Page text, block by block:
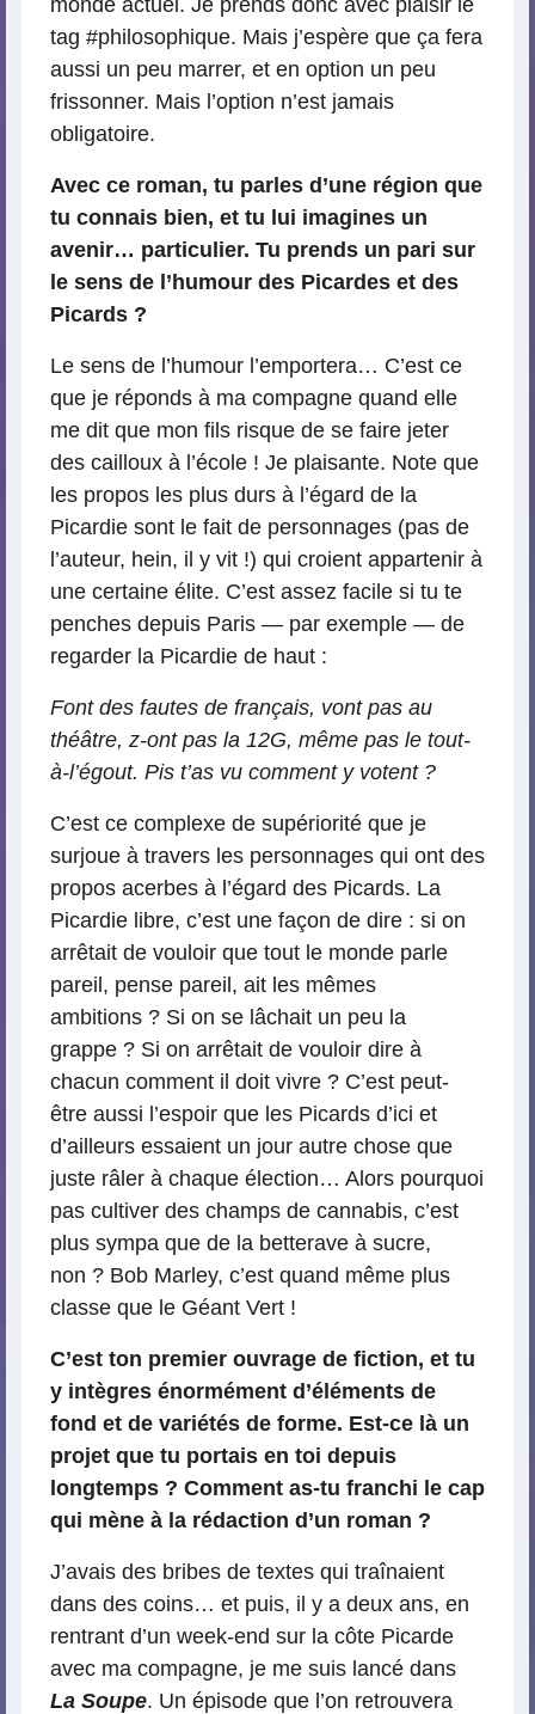
monde actuel. Je prends donc avec plaisir le
tag #philosophique. Mais j’espère que ça fera
aussi un peu marrer, et en option un peu
frissonner. Mais l’option n’est jamais
obligatoire.
Avec ce roman, tu parles d’une région que
tu connais bien, et tu lui imagines un
avenir… particulier. Tu prends un pari sur
le sens de l’humour des Picardes et des
Picards ?
Le sens de l’humour l’emportera… C’est ce
que je réponds à ma compagne quand elle
me dit que mon fils risque de se faire jeter
des cailloux à l’école ! Je plaisante. Note que
les propos les plus durs à l’égard de la
Picardie sont le fait de personnages (pas de
l’auteur, hein, il y vit !) qui croient appartenir à
une certaine élite. C’est assez facile si tu te
penches depuis Paris — par exemple — de
regarder la Picardie de haut :
Font des fautes de français, vont pas au
théâtre, z-ont pas la 12G, même pas le tout-
à-l’égout. Pis t’as vu comment y votent ?
C’est ce complexe de supériorité que je
surjoue à travers les personnages qui ont des
propos acerbes à l’égard des Picards. La
Picardie libre, c’est une façon de dire : si on
arrêtait de vouloir que tout le monde parle
pareil, pense pareil, ait les mêmes
ambitions ? Si on se lâchait un peu la
grappe ? Si on arrêtait de vouloir dire à
chacun comment il doit vivre ? C’est peut-
être aussi l’espoir que les Picards d’ici et
d’ailleurs essaient un jour autre chose que
juste râler à chaque élection… Alors pourquoi
pas cultiver des champs de cannabis, c’est
plus sympa que de la betterave à sucre,
non ? Bob Marley, c’est quand même plus
classe que le Géant Vert !
C’est ton premier ouvrage de fiction, et tu
y intègres énormément d’éléments de
fond et de variétés de forme. Est-ce là un
projet que tu portais en toi depuis
longtemps ? Comment as-tu franchi le cap
qui mène à la rédaction d’un roman ?
J’avais des bribes de textes qui traînaient
dans des coins… et puis, il y a deux ans, en
rentrant d’un week-end sur la côte Picarde
avec ma compagne, je me suis lancé dans
La Soupe. Un épisode que l’on retrouvera